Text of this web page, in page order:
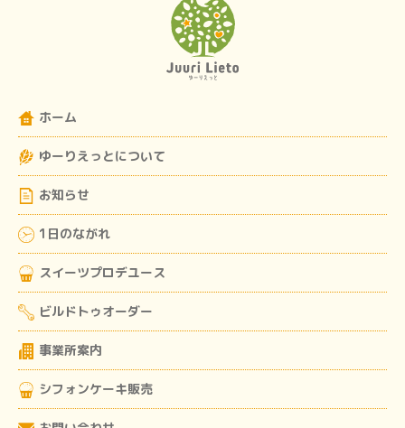
ホーム
ゆーりえっとについて
お知らせ
1日のながれ
スイーツプロデユース
ビルドトゥオーダー
事業所案内
シフォンケーキ販売